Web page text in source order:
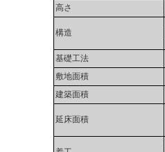
高さ
構造
基礎工法
敷地面積
建築面積
延床面積